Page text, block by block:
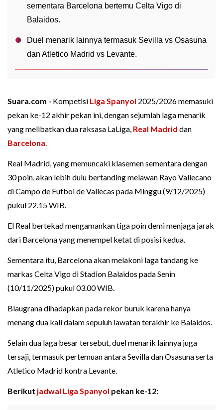
sementara Barcelona bertemu Celta Vigo di
Balaidos.
Duel menarik lainnya termasuk Sevilla vs Osasuna
dan Atletico Madrid vs Levante.
Suara.com - Kompetisi Liga Spanyol 2025/2026 memasuki
pekan ke-12 akhir pekan ini, dengan sejumlah laga menarik
yang melibatkan dua raksasa LaLiga, Real Madrid dan
Barcelona.
Real Madrid, yang memuncaki klasemen sementara dengan
30 poin, akan lebih dulu bertanding melawan Rayo Vallecano
di Campo de Futbol de Vallecas pada Minggu (9/12/2025)
pukul 22.15 WIB.
El Real bertekad mengamankan tiga poin demi menjaga jarak
dari Barcelona yang menempel ketat di posisi kedua.
Sementara itu, Barcelona akan melakoni laga tandang ke
markas Celta Vigo di Stadion Balaidos pada Senin
(10/11/2025) pukul 03.00 WIB.
Blaugrana dihadapkan pada rekor buruk karena hanya
menang dua kali dalam sepuluh lawatan terakhir ke Balaidos.
Selain dua laga besar tersebut, duel menarik lainnya juga
tersaji, termasuk pertemuan antara Sevilla dan Osasuna serta
Atletico Madrid kontra Levante.
Berikut jadwal Liga Spanyol pekan ke-12: